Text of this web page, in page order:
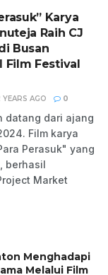
Karya
Raih CJ
Busan
Film Festival
YEARS AGO 0
datang dari ajang
Film karya
Perasuk" yang
berhasil
Market
Menghadapi
Melalui Film